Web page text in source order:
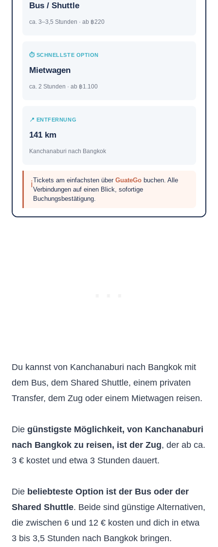
Bus / Shuttle
ca. 3–3,5 Stunden · ab ฿220
⏱ SCHNELLSTE OPTION
Mietwagen
ca. 2 Stunden · ab ฿1.100
📍 ENTFERNUNG
141 km
Kanchanaburi nach Bangkok
ℹTickets am einfachsten über GuateGobuchen. Alle
Verbindungen auf einen Blick, sofortige
Buchungsbestätigung.
Du kannst von Kanchanaburi nach Bangkok mit
dem Bus, dem Shared Shuttle, einem privaten
Transfer, dem Zug oder einem Mietwagen reisen.
Die günstigste Möglichkeit, von Kanchanaburi
nach Bangkok zu reisen, ist der Zug, der ab ca.
3 € kostet und etwa 3 Stunden dauert.
Die beliebteste Option ist der Bus oder der
Shared Shuttle. Beide sind günstige Alternativen,
die zwischen 6 und 12 € kosten und dich in etwa
3 bis 3,5 Stunden nach Bangkok bringen.